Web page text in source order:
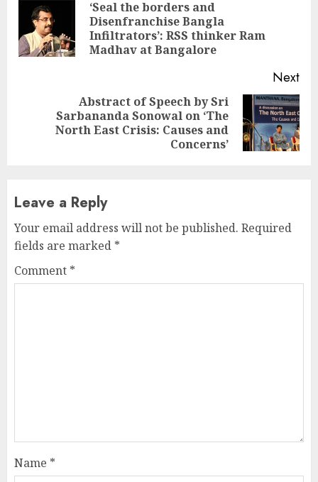
Reading‘Seal the borders and
Disenfranchise Bangla
Infiltrators’: RSS thinker Ram
Madhav at Bangalore
Next
Abstract of Speech by Sri
Sarbananda Sonowal on ‘The
North East Crisis: Causes and
Concerns’
Leave a Reply
Your email address will not be published. Required
fields are marked *
Comment *
Name *